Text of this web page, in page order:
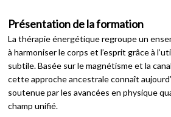
Présentation de la formation
La thérapie énergétique regroupe un
à harmoniser le corps et l’esprit grâce à
subtile. Basée sur le magnétisme et la
cette approche ancestrale connaît
soutenue par les avancées en physique
champ unifié.